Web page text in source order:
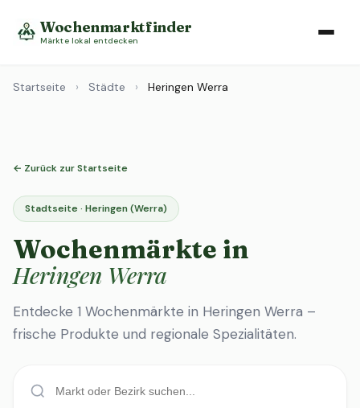
Wochenmarktfinder
Märkte lokal entdecken
Startseite › Städte › Heringen Werra
← Zurück zur Startseite
Stadtseite · Heringen (Werra)
Wochenmärkte in
Heringen Werra
Entdecke 1 Wochenmärkte in Heringen Werra –
frische Produkte und regionale Spezialitäten.